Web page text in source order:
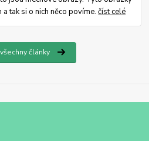
tak si o nich něco povíme.číst celé
články